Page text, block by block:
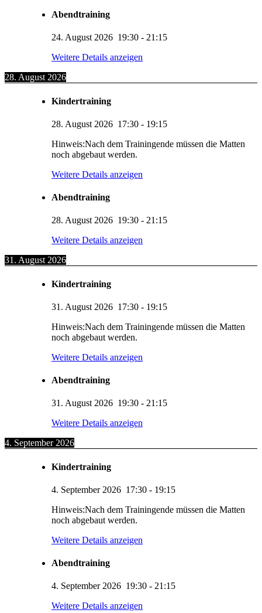
Abendtraining
24. August 2026 19:30 - 21:15
Weitere Details anzeigen
28. August 2026
Kindertraining
28. August 2026 17:30 - 19:15
Hinweis:Nach dem Trainingende müssen die Matten
noch abgebaut werden.
Weitere Details anzeigen
Abendtraining
28. August 2026 19:30 - 21:15
Weitere Details anzeigen
31. August 2026
Kindertraining
31. August 2026 17:30 - 19:15
Hinweis:Nach dem Trainingende müssen die Matten
noch abgebaut werden.
Weitere Details anzeigen
Abendtraining
31. August 2026 19:30 - 21:15
Weitere Details anzeigen
4. September 2026
Kindertraining
4. September 2026 17:30 - 19:15
Hinweis:Nach dem Trainingende müssen die Matten
noch abgebaut werden.
Weitere Details anzeigen
Abendtraining
4. September 2026 19:30 - 21:15
Weitere Details anzeigen